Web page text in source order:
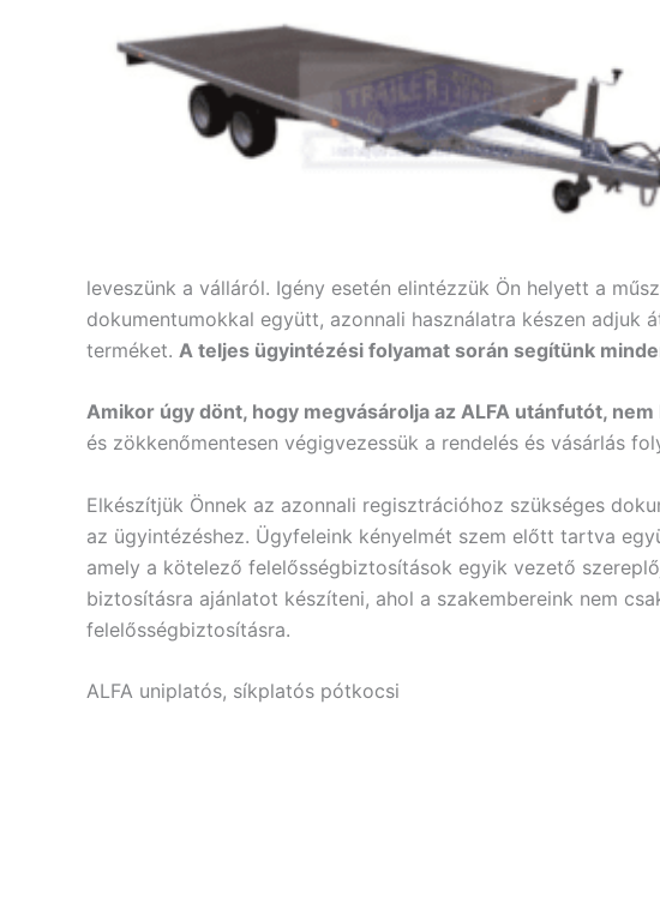
leveszünk a válláról. Igény esetén elintézzük Ön helyett a
dokumentumokkal együtt, azonnali használatra készen adjuk
terméket. A teljes ügyintézési folyamat során segítünk
Amikor úgy dönt, hogy megvásárolja az ALFA utánfutót,
és zökkenőmentesen végigvezessük a rendelés és vásárlás
Elkészítjük Önnek az azonnali regisztrációhoz szükséges
az ügyintézéshez. Ügyfeleink kényelmét szem előtt tartva
amely a kötelező felelősségbiztosítások egyik vezető
biztosításra ajánlatot készíteni, ahol a szakembereink nem
felelősségbiztosításra.
ALFA uniplatós, síkplatós pótkocsi